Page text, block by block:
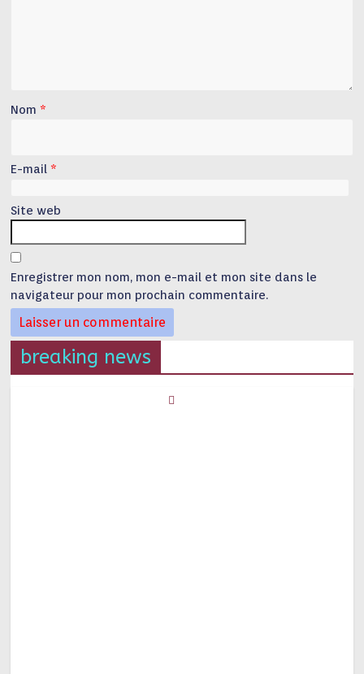
Nom *
E-mail *
Site web
Enregistrer mon nom, mon e-mail et mon site dans le
navigateur pour mon prochain commentaire.
breaking news